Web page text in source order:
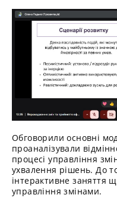
Обговорили основні
проаналізували
процесі управління
ухвалення рішень. До
інтерактивне заняття
управління змінами.